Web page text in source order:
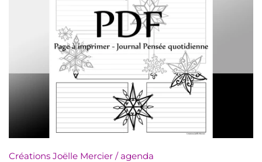
Créations Joëlle Mercier /agenda
numériquement
Minis à l'unité
Nuanciers
PDF (téléchargement)
Pochettes (8,5x11)
Rassemblements